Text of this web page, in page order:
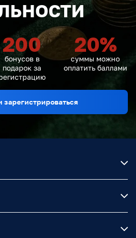
200
бонусов в
подарок за
20%
суммы можно
оплатить баллами
зарегистрироваться